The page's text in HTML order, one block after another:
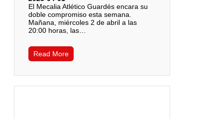
El Mecalia Atlético Guardés encara su
doble compromiso esta semana.
Mañana, miércoles 2 de abril a las
20:00 horas, las…
Read More